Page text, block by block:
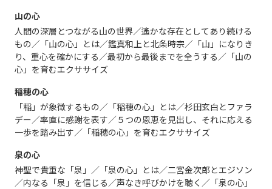
山の心
人間の深層とつながる山の世界／遙かな存在としてあり続ける
もの／「山の心」とは／鑑真和上と北条時宗／「山」になりき
り、重心を確かにする／最初から最後までを全うする／「山の
心」を育むエクササイズ
稲穂の心
「稲」が象徴するもの／「稲穂の心」とは／杉田玄白とファラ
デー／率直に感謝を表す／５つの恩恵を見出し、それに応える
一歩を踏み出す／「稲穂の心」を育むエクササイズ
泉の心
神聖で貴重な「泉」／「泉の心」とは／二宮金次郎とエジソン
／内なる「泉」を信じる／声なき呼びかけを聴く／「泉の心」